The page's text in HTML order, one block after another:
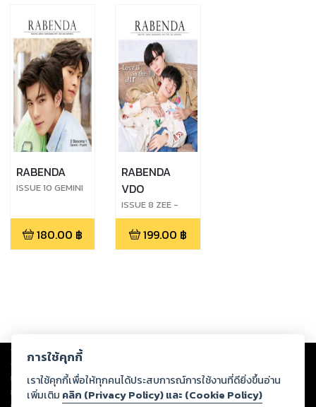
RABENDA
ISSUE 10 GEMINI
180.00 ฿
RABENDA
VDO
ISSUE 8 ZEE -
NUNEW (VDO)
199.00 ฿
Copyright © 2026
ต่อผลงานหรือเนื้อหาใดที่อัปโหลดผ่านเว็บไซต์และปรากฏว่าละเมิดสิทธิใน
ทรัพย์สินทางปัญญาของบุคคลอื่นหรือขัดต่อกฎหมายและศีลธรรม ดังนั้น ผู้อ่าน
ทุกท่านโปรดใช้วิจารณญาณในการกลั่นกรองด้วยตนเอง และหากท่านพบว่าส่วน
การใช้คุกกี้
เราใช้คุกกี้เพื่อให้ทุกคนได้ประสบการณ์การใช้งานที่ดียิ่งขึ้นอ่าน
เพิ่มเติม คลิก (Privacy Policy) และ (Cookie Policy)